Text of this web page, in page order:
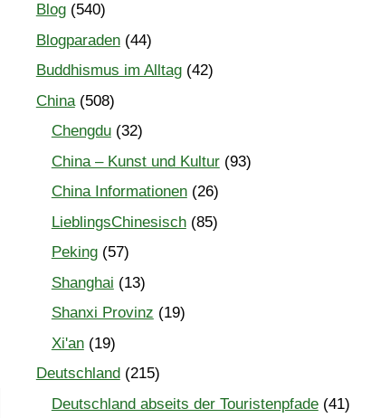
Blog(540)
Blogparaden(44)
Buddhismus im Alltag(42)
China(508)
Chengdu(32)
China – Kunst und Kultur(93)
China Informationen(26)
LieblingsChinesisch(85)
Peking(57)
Shanghai (13)
Shanxi Provinz (19)
Xi'an(19)
Deutschland(215)
Deutschland abseits der Touristenpfade(41)